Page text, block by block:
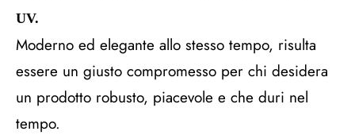
UV.
Moderno ed elegante allo stesso tempo, risulta
essere un giusto compromesso per chi desidera
un prodotto robusto, piacevole e che duri nel
tempo.